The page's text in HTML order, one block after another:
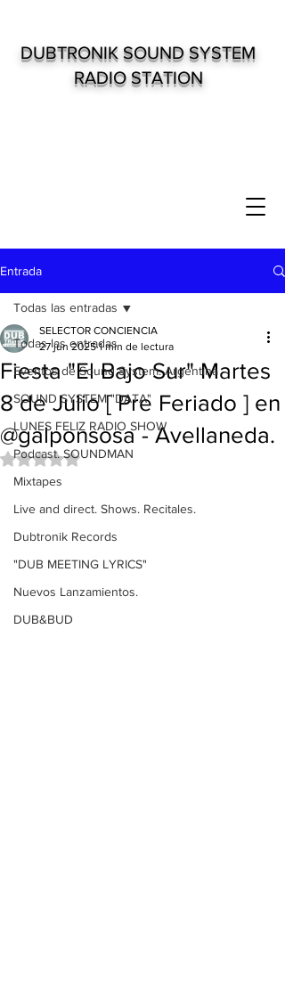
DUBTRONIK SOUND SYSTEM
RADIO STATION
Entrada
Todas las entradas
Eventos de Sound System. Argentina
SOUND SYSTEM "DATA"
LUNES FELIZ RADIO SHOW
Podcast. SOUNDMAN
Mixtapes
Live and direct. Shows. Recitales.
Dubtronik Records
"DUB MEETING LYRICS"
Nuevos Lanzamientos.
DUB&BUD
Todas las entradas
Fiesta "El Bajo Sur" Martes
8 de Julio [ Pre Feriado ] en
@galponsosa - Avellaneda.
SELECTOR CONCIENCIA
27 jun 2025 1 min de lectura
Obtuvo NaN de 5 estrellas.